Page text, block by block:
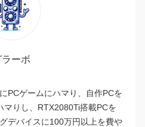
ラーボ
PCゲームにハマり、自作PCを
マりし、RTX2080Ti搭載PCを
デバイスに100万円以上を費や